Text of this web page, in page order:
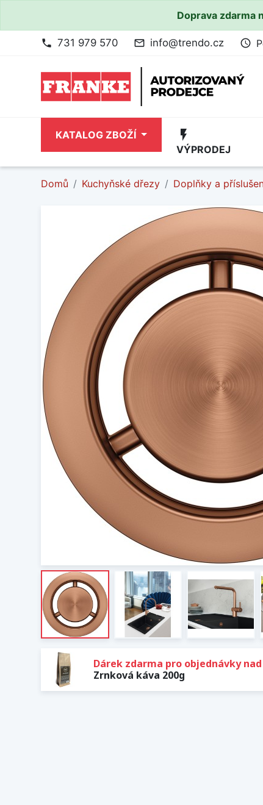
Doprava zdarma
phone 731 979 570 mail_outline info@trendo.cz access_time
KATALOG ZBOŽÍ flash_on
VÝPRODEJ
Domů Kuchyňské dřezy Doplňky a
Dárek zdarma pro objednávky nad
Zrnková káva 200g